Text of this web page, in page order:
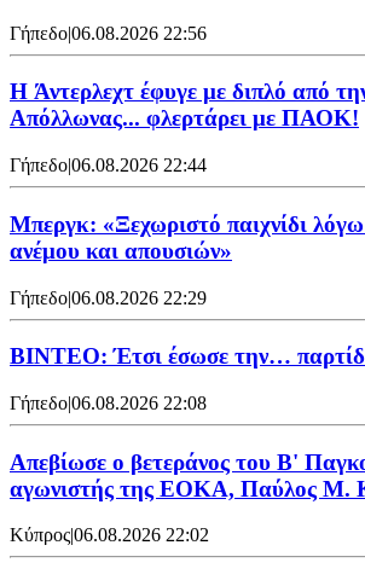
Γήπεδο|06.08.2026 22:56
H Άντερλεχτ έφυγε με διπλό από
Απόλλωνας... φλερτάρει με ΠΑΟΚ!
Γήπεδο|06.08.2026 22:44
Μπεργκ: «Ξεχωριστό παιχνίδι
ανέμου και απουσιών»
Γήπεδο|06.08.2026 22:29
ΒΙΝΤΕΟ: Έτσι έσωσε την…
Γήπεδο|06.08.2026 22:08
Απεβίωσε ο βετεράνος του Β'
αγωνιστής της ΕΟΚΑ, Παύλος Μ.
Κύπρος|06.08.2026 22:02